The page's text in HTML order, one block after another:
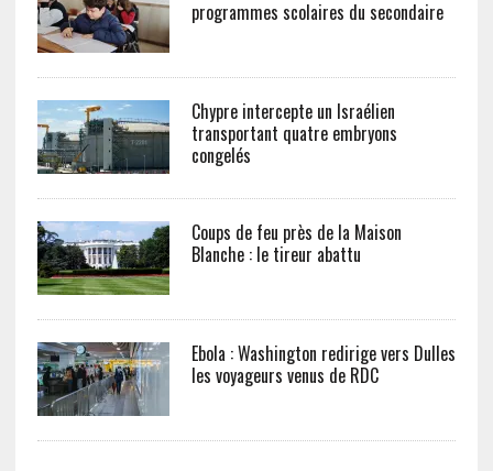
programmes scolaires du secondaire
Chypre intercepte un Israélien
transportant quatre embryons
congelés
Coups de feu près de la Maison
Blanche : le tireur abattu
Ebola : Washington redirige vers Dulles
les voyageurs venus de RDC